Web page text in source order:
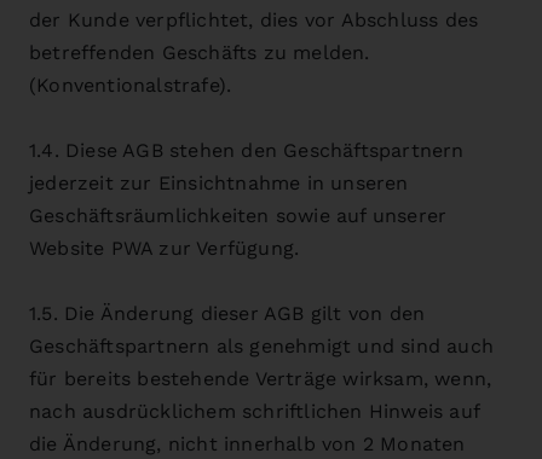
der Kunde verpflichtet, dies vor Abschluss des
betreffenden Geschäfts zu melden.
(Konventionalstrafe).
1.4. Diese AGB stehen den Geschäftspartnern
jederzeit zur Einsichtnahme in unseren
Geschäftsräumlichkeiten sowie auf unserer
Website PWA zur Verfügung.
1.5. Die Änderung dieser AGB gilt von den
Geschäftspartnern als genehmigt und sind auch
für bereits bestehende Verträge wirksam, wenn,
nach ausdrücklichem schriftlichen Hinweis auf
die Änderung, nicht innerhalb von 2 Monaten